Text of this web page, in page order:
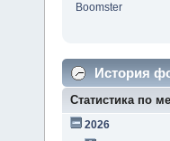
Boomster
История
Статистика по
2026